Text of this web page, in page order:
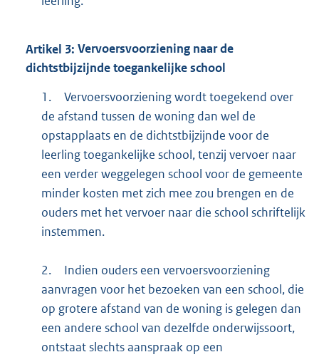
Artikel 3: Vervoersvoorziening naar de
dichtstbijzijnde toegankelijke school
1.
Vervoersvoorziening wordt toegekend over
de afstand tussen de woning dan wel de
opstapplaats en de dichtstbijzijnde voor de
leerling toegankelijke school, tenzij vervoer naar
een verder weggelegen school voor de gemeente
minder kosten met zich mee zou brengen en de
ouders met het vervoer naar die school schriftelijk
instemmen.
2.
Indien ouders een vervoersvoorziening
aanvragen voor het bezoeken van een school, die
op grotere afstand van de woning is gelegen dan
een andere school van dezelfde onderwijssoort,
ontstaat slechts aanspraak op een